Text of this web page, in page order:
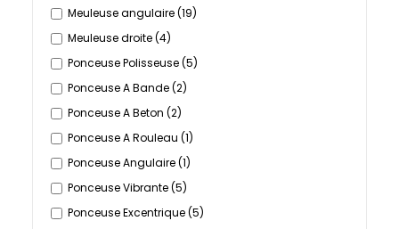
Meuleuse angulaire(19)
Meuleuse droite(4)
Ponceuse Polisseuse(5)
Ponceuse A Bande(2)
Ponceuse A Beton (2)
Ponceuse A Rouleau (1)
Ponceuse Angulaire(1)
Ponceuse Vibrante(5)
Ponceuse Excentrique(5)